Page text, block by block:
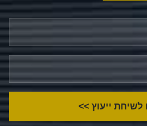
ייעוץ >>